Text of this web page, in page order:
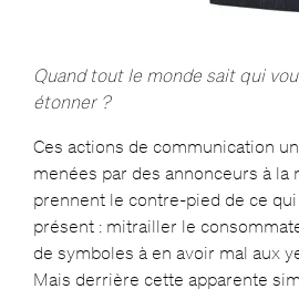
Quand tout le monde sait qui
étonner ?
Ces actions de communication
menées par des annonceurs à la
prennent le contre-pied de ce qui
présent : mitrailler le
de symboles à en avoir mal aux
Mais derrière cette apparente